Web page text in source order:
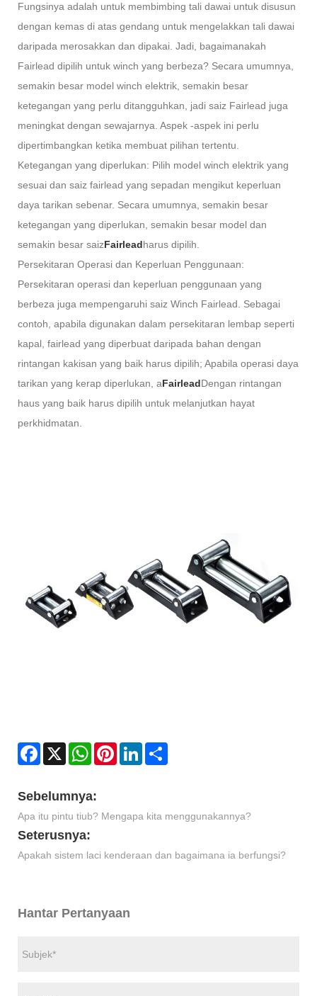
Fungsinya adalah untuk membimbing tali dawai untuk disusun
dengan kemas di atas gendang untuk mengelakkan tali dawai
daripada merosakkan dan dipakai. Jadi, bagaimanakah
Fairlead dipilih untuk winch yang berbeza? Secara umumnya,
semakin besar model winch elektrik, semakin besar
ketegangan yang perlu ditangguhkan, jadi saiz Fairlead juga
meningkat dengan sewajarnya. Aspek -aspek ini perlu
dipertimbangkan ketika membuat pilihan tertentu.
Ketegangan yang diperlukan: Pilih model winch elektrik yang
sesuai dan saiz fairlead yang sepadan mengikut keperluan
daya tarikan sebenar. Secara umumnya, semakin besar
ketegangan yang diperlukan, semakin besar model dan
semakin besar saizFairleadharus dipilih.
Persekitaran Operasi dan Keperluan Penggunaan:
Persekitaran operasi dan keperluan penggunaan yang
berbeza juga mempengaruhi saiz Winch Fairlead. Sebagai
contoh, apabila digunakan dalam persekitaran lembap seperti
kapal, fairlead yang diperbuat daripada bahan dengan
rintangan kakisan yang baik harus dipilih; Apabila operasi daya
tarikan yang kerap diperlukan, aFairleadDengan rintangan
haus yang baik harus dipilih untuk melanjutkan hayat
perkhidmatan.
Facebook
X WhatsAppPinterestLinkedIn
Sebelumnya:
Apa itu pintu tiub? Mengapa kita menggunakannya?
Seterusnya:
Apakah sistem laci kenderaan dan bagaimana ia berfungsi?
Hantar Pertanyaan